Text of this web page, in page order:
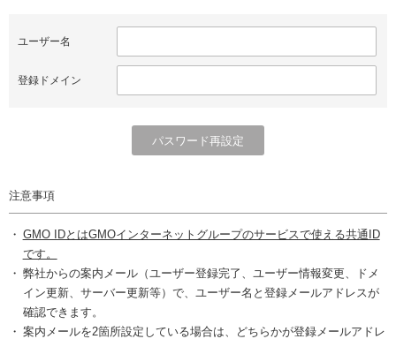
ユーザー名
登録ドメイン
注意事項
GMO IDとはGMOインターネットグループのサービスで使える共通ID
です。
弊社からの案内メール（ユーザー登録完了、ユーザー情報変更、ドメ
イン更新、サーバー更新等）で、ユーザー名と登録メールアドレスが
確認できます。
案内メールを2箇所設定している場合は、どちらかが登録メールアドレ